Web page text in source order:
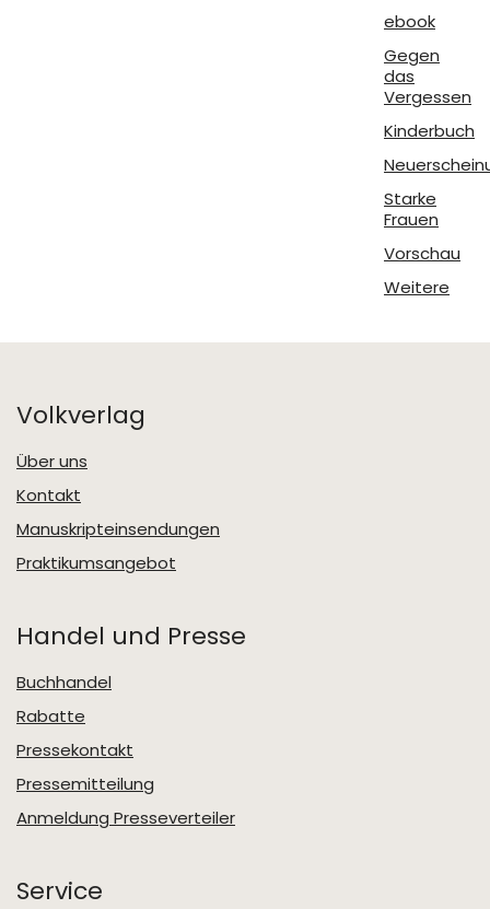
ebook
Gegen
das
Vergessen
Kinderbuch
Starke
Frauen
Vorschau
Weitere
Volkverlag
Über uns
Kontakt
Manuskripteinsendungen
Praktikumsangebot
Handel und Presse
Buchhandel
Rabatte
Pressekontakt
Pressemitteilung
Anmeldung Presseverteiler
Service